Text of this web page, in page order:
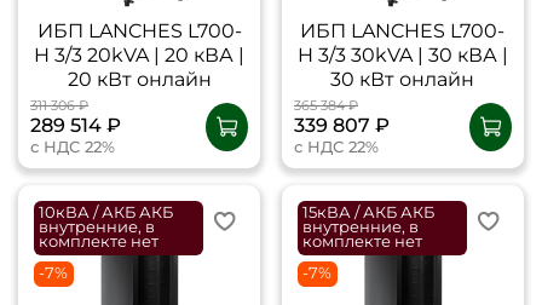
ИБП LANCHES L700-
H 3/3 20kVA | 20 кВА |
20 кВт онлайн
311 306 ₽
289 514 ₽
с НДС 22%
ИБП LANCHES L700-
H 3/3 30kVA | 30 кВА |
30 кВт онлайн
365 384 ₽
339 807 ₽
с НДС 22%
10кВА / АКБ АКБ
внутренние, в
комплекте нет
-7%
15кВА / АКБ АКБ
внутренние, в
комплекте нет
-7%